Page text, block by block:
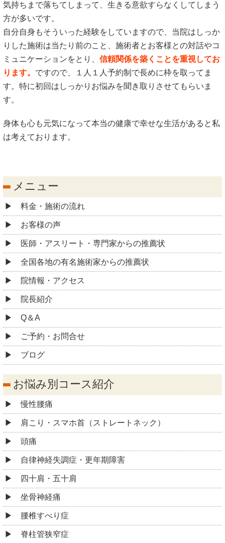
気持ちまで落ちてしまって、生きる意欲すらなくしてしまう
方が多いです。
自分自身もそういった経験をしていますので、当院はしっか
りした施術は当たり前のこと、施術者とお客様との対話やコ
ミュニケーションをとり、 信頼関係を築くことを重視してお
ります。 ですので、１人１人予約制で長めに枠を取ってま
す。特に初回はしっかりお悩みを聞き取りさせてもらいま
す。
身体も心も元気になって本当の健康で幸せな生活があると私
は考えております。
メニュー
料金・施術の流れ
お客様の声
医師・アスリート・専門家からの推薦状
全国各地の有名施術家からの推薦状
院情報・アクセス
院長紹介
Q＆A
ご予約・お問合せ
ブログ
お悩み別コース紹介
慢性腰痛
肩こり・スマホ首（ストレートネック）
頭痛
自律神経失調症・更年期障害
四十肩・五十肩
坐骨神経痛
腰椎すべり症
脊柱管狭窄症